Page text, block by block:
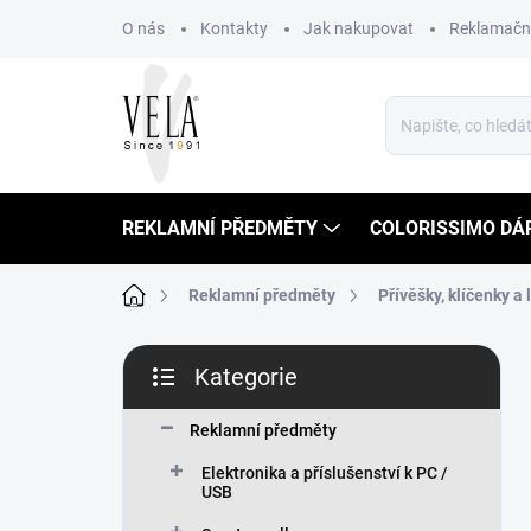
O nás Kontakty Jak nakupovat
REKLAMNÍ PŘEDMĚTY COLORISSIMO
Domů Reklamní předměty Přívěšky, klíčenky a
P
s
kategorie
Kategorie
Reklamní předměty
Elektronika a příslušenství k PC /
USB